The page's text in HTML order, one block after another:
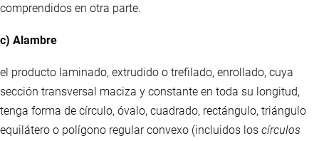
comprendidos en otra parte.
c) Alambre
el producto laminado, extrudido o trefilado, enrollado, cuya
sección transversal maciza y constante en toda su longitud,
tenga forma de círculo, óvalo, cuadrado, rectángulo, triángulo
equilátero o polígono regular convexo (incluidos los círculos